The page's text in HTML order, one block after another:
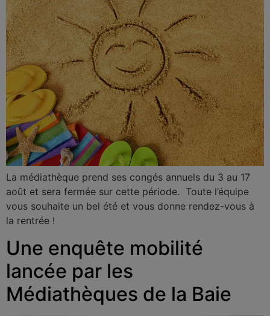
La médiathèque prend ses congés annuels du 3 au 17
août et sera fermée sur cette période. Toute l’équipe
vous souhaite un bel été et vous donne rendez-vous à
la rentrée !
Une enquête mobilité
lancée par les
Médiathèques de la Baie